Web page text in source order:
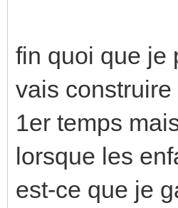
fin quoi que je
vais
1er temps
lorsque les
est-ce que je